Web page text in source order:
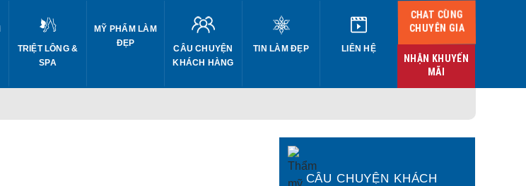
TRIỆT LÔNG &
SPA
MỸ PHẨM LÀM
ĐẸP
CÂU CHUYỆN
KHÁCH HÀNG
TIN LÀM ĐẸP LIÊN HỆ
CHAT CÙNG
CHUYÊN GIA
NHẬN KHUYẾN
MÃI
CÂU CHUYỆN KHÁCH